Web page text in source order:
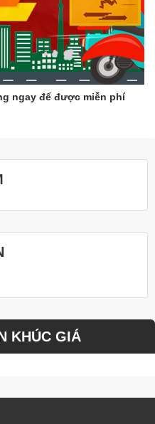
ngay để được miễn phí
KHÚC GIÁ